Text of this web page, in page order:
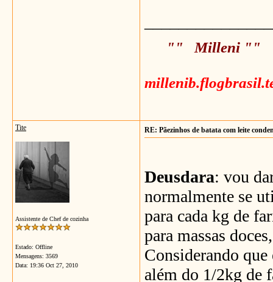
"" Milleni ""
Tite
Assistente de Chef de cozinha
Estado: Offline
Mensagens: 3569
Data: 19:36 Oct 27, 2010
RE: Pãezinhos de batata com leite
Deusdara: vou
normalmente se
para cada kg de
para massas
Considerando que
além do 1/2kg de